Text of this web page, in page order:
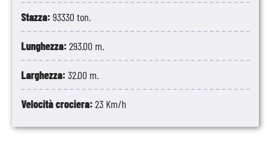
Stazza:93330 ton.
Lunghezza:293.00 m.
Larghezza:32.00 m.
Velocità crociera:23 Km/h